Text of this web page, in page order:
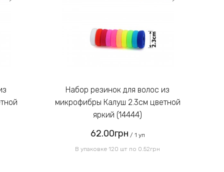
Отправить
Набор резинок для волос из
микрофибры Калуш 2.3см цветной
яркий (14444)
62.00грн / 1 уп
В упаковке 120 шт по 0.52грн